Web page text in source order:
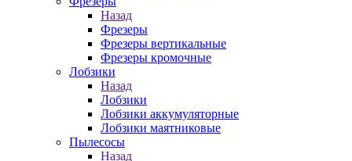
Назад
Фрезеры
Фрезеры вертикальные
Фрезеры кромочные
Лобзики
Назад
Лобзики
Лобзики аккумуляторные
Лобзики маятниковые
Пылесосы
Назад